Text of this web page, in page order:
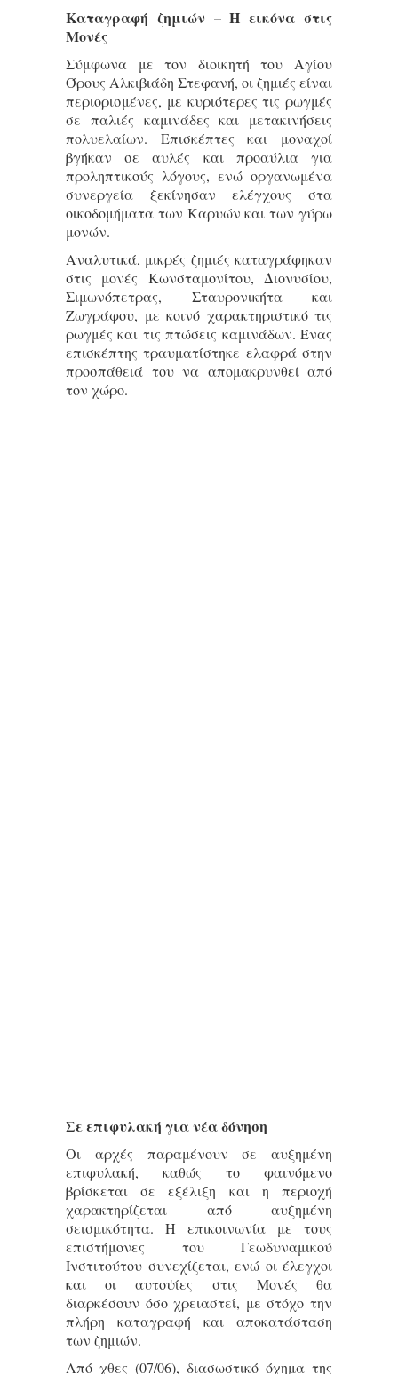
Καταγραφή ζημιών – Η εικόνα στις
Μονές
Σύμφωνα με τον διοικητή του Αγίου
Όρους Αλκιβιάδη Στεφανή, οι ζημιές είναι
περιορισμένες, με κυριότερες τις ρωγμές
σε παλιές καμινάδες και μετακινήσεις
πολυελαίων. Επισκέπτες και μοναχοί
βγήκαν σε αυλές και προαύλια για
προληπτικούς λόγους, ενώ οργανωμένα
συνεργεία ξεκίνησαν ελέγχους στα
οικοδομήματα των Καρυών και των γύρω
μονών.
Αναλυτικά, μικρές ζημιές καταγράφηκαν
στις μονές Κωνσταμονίτου, Διονυσίου,
Σιμωνόπετρας, Σταυρονικήτα και
Ζωγράφου, με κοινό χαρακτηριστικό τις
ρωγμές και τις πτώσεις καμινάδων. Ένας
επισκέπτης τραυματίστηκε ελαφρά στην
προσπάθειά του να απομακρυνθεί από
τον χώρο.
Σε επιφυλακή για νέα δόνηση
Οι αρχές παραμένουν σε αυξημένη
επιφυλακή, καθώς το φαινόμενο
βρίσκεται σε εξέλιξη και η περιοχή
χαρακτηρίζεται από αυξημένη
σεισμικότητα. Η επικοινωνία με τους
επιστήμονες του Γεωδυναμικού
Ινστιτούτου συνεχίζεται, ενώ οι έλεγχοι
και οι αυτοψίες στις Μονές θα
διαρκέσουν όσο χρειαστεί, με στόχο την
πλήρη καταγραφή και αποκατάσταση
των ζημιών.
Από χθες (07/06), διασωστικό όχημα της